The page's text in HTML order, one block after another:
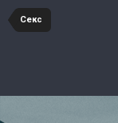
Секс